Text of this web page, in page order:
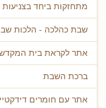
מתחזקות ביחד בצניעות
שבת כהלכה - הלכות
אתר לקראת בית
ברכת השבת
אתר עם חומרים